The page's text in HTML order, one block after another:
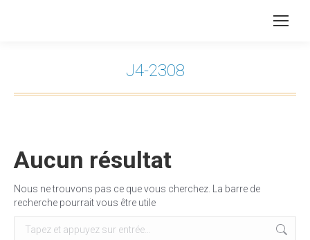
J4-2308
Aucun résultat
Nous ne trouvons pas ce que vous cherchez. La barre de
recherche pourrait vous être utile
Recherche